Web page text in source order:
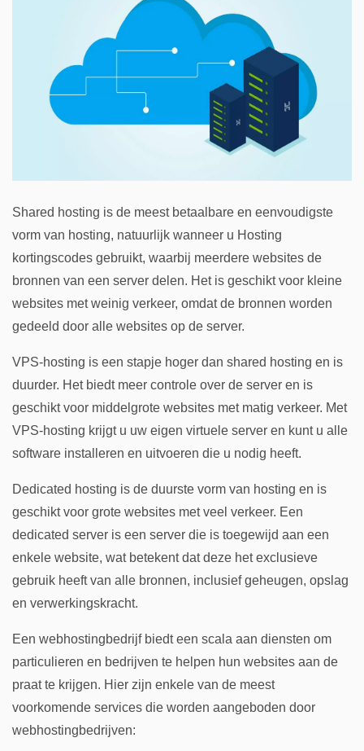
Shared hosting is de meest betaalbare en eenvoudigste
vorm van hosting, natuurlijk wanneer u Hosting
kortingscodes gebruikt, waarbij meerdere websites de
bronnen van een server delen. Het is geschikt voor kleine
websites met weinig verkeer, omdat de bronnen worden
gedeeld door alle websites op de server.
VPS-hosting is een stapje hoger dan shared hosting en is
duurder. Het biedt meer controle over de server en is
geschikt voor middelgrote websites met matig verkeer. Met
VPS-hosting krijgt u uw eigen virtuele server en kunt u alle
software installeren en uitvoeren die u nodig heeft.
Dedicated hosting is de duurste vorm van hosting en is
geschikt voor grote websites met veel verkeer. Een
dedicated server is een server die is toegewijd aan een
enkele website, wat betekent dat deze het exclusieve
gebruik heeft van alle bronnen, inclusief geheugen, opslag
en verwerkingskracht.
Een webhostingbedrijf biedt een scala aan diensten om
particulieren en bedrijven te helpen hun websites aan de
praat te krijgen. Hier zijn enkele van de meest
voorkomende services die worden aangeboden door
webhostingbedrijven: